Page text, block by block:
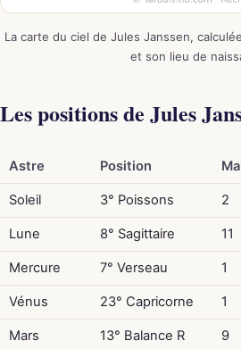
La carte du ciel de Jules Janssen,
et son lieu de
Les positions de Jules
Astre Position
Soleil 3° Poissons 2
Lune 8° Sagittaire 11
Mercure 7° Verseau 1
Vénus 23° Capricorne 1
Mars 13° Balance R 9